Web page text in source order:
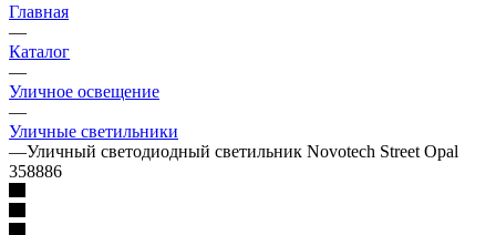
Главная
—
Каталог
—
Уличное освещение
—
Уличные светильники
—Уличный светодиодный светильник Novotech Street Opal
358886